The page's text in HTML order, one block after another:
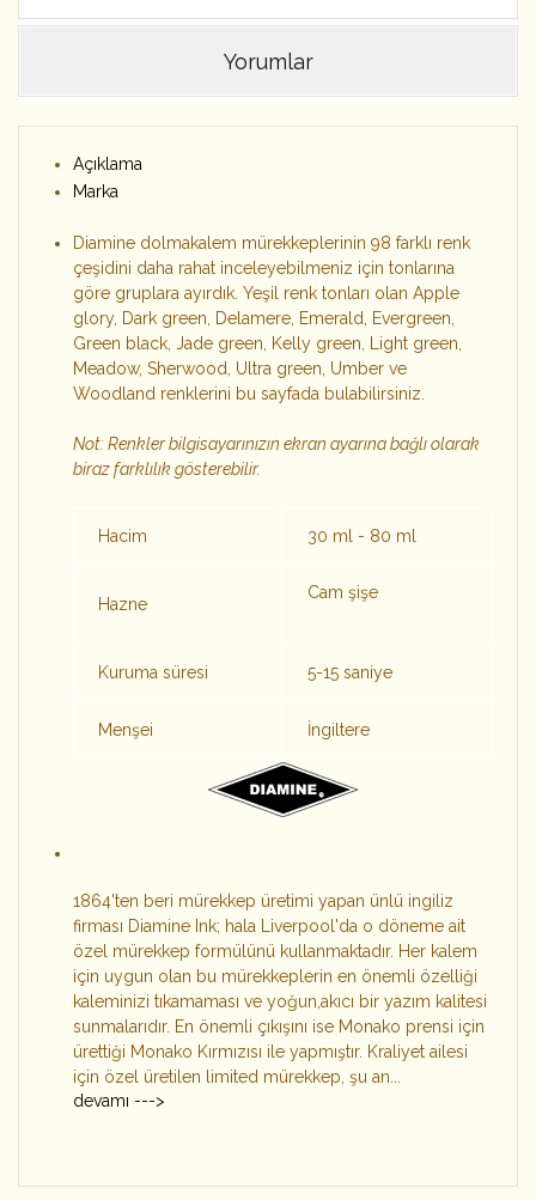
Yorumlar
Açıklama
Marka
Diamine dolmakalem mürekkeplerinin 98 farklı renk
çeşidini daha rahat inceleyebilmeniz için tonlarına
göre gruplara ayırdık. Yeşil renk tonları olan Apple
glory, Dark green, Delamere, Emerald, Evergreen,
Green black, Jade green, Kelly green, Light green,
Meadow, Sherwood, Ultra green, Umber ve
Woodland renklerini bu sayfada bulabilirsiniz.
Not: Renkler bilgisayarınızın ekran ayarına bağlı olarak
biraz farklılık gösterebilir.
Hacim 30 ml - 80 ml
Hazne
Cam şişe
Kuruma süresi 5-15 saniye
Menşei İngiltere
1864'ten beri mürekkep üretimi yapan ünlü ingiliz
firması Diamine Ink; hala Liverpool'da o döneme ait
özel mürekkep formülünü kullanmaktadır. Her kalem
için uygun olan bu mürekkeplerin en önemli özelliği
kaleminizi tıkamaması ve yoğun,akıcı bir yazım kalitesi
sunmalarıdır. En önemli çıkışını ise Monako prensi için
ürettiği Monako Kırmızısı ile yapmıştır. Kraliyet ailesi
için özel üretilen limited mürekkep, şu an...
devamı --->